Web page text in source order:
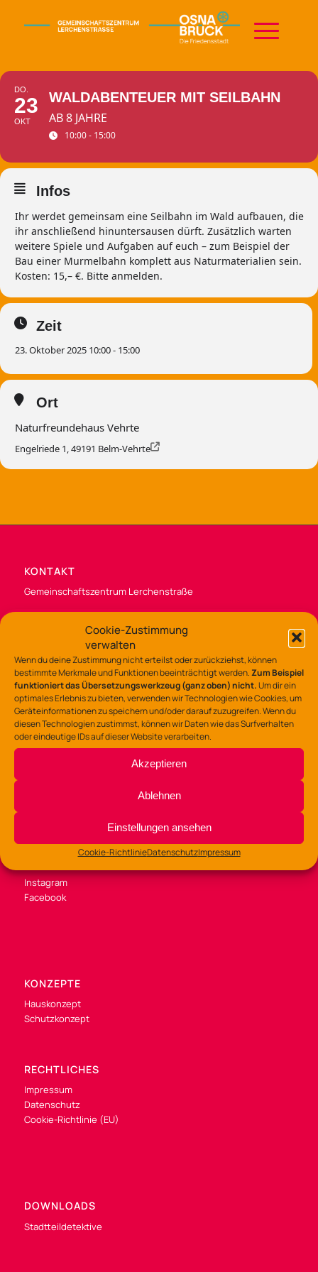
Cookie-Zustimmung
verwalten
Wenn du deine Zustimmung nicht erteilst oder zurückziehst, können
bestimmte Merkmale und Funktionen beeinträchtigt werden.Zum Beispiel
funktioniert das Übersetzungswerkzeug (ganz oben) nicht.Um dir ein
optimales Erlebnis zu bieten, verwenden wir Technologien wie Cookies, um
Geräteinformationen zu speichern und/oder darauf zuzugreifen. Wenn du
diesen Technologien zustimmst, können wir Daten wie das Surfverhalten
oder eindeutige IDs auf dieser Website verarbeiten.
Akzeptieren
Ablehnen
Einstellungen ansehen
Cookie-RichtlinieDatenschutzImpressum
DO.
23
OKT
WALDABENTEUER MIT SEILBAHN
AB 8 JAHRE
10:00 - 15:00
Infos
Ihr werdet gemeinsam eine Seilbahn im Wald aufbauen, die
ihr anschließend hinuntersausen dürft. Zusätzlich warten
weitere Spiele und Aufgaben auf euch – zum Beispiel der
Bau einer Murmelbahn komplett aus Naturmaterialien sein.
Kosten: 15,– €. Bitte anmelden.
Zeit
23. Oktober 2025 10:00 - 15:00
Ort
Naturfreundehaus Vehrte
Engelriede 1, 49191 Belm-Vehrte
KONTAKT
Gemeinschaftszentrum Lerchenstraße
Lerchenstraße 135 – 137
49088 Osnabrück
Tel.: 0541/323-7530
gz-lerchenstr@osnabrueck.de
Instagram
Facebook
KONZEPTE
Hauskonzept
Schutzkonzept
RECHTLICHES
Impressum
Datenschutz
Cookie-Richtlinie (EU)
DOWNLOADS
Stadtteildetektive